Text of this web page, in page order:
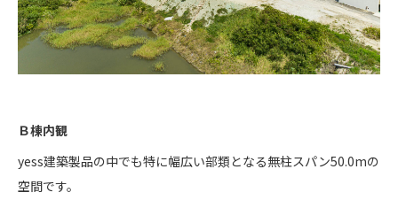
Ｂ棟内観
yess建築製品の中でも特に幅広い部類となる無柱スパン50.0mの
空間です。